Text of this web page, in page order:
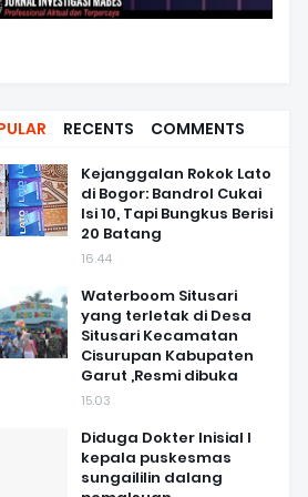
RECENTS COMMENTS
Kejanggalan Rokok Lato
di Bogor: Bandrol Cukai
Isi 10, Tapi Bungkus Berisi
20 Batang
16.44
Waterboom Situsari
yang terletak di Desa
Situsari Kecamatan
Cisurupan Kabupaten
Garut ,Resmi dibuka
15.03
Diduga Dokter Inisial I
kepala puskesmas
sungaililin dalang